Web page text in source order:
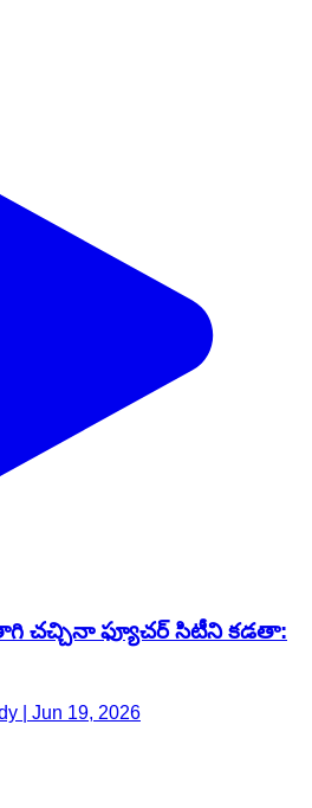
చచ్చినా ఫ్యూచ‌ర్ సిటీని క‌డ‌తా:
| Jun 19, 2026